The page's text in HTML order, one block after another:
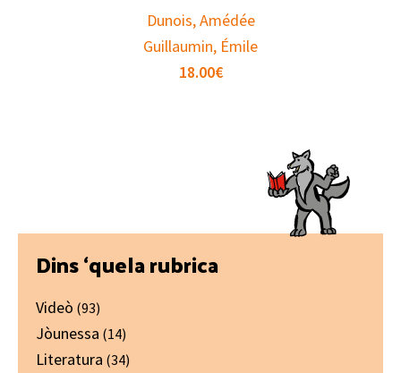
Dunois, Amédée
Guillaumin, Émile
18.00€
Primary
Sidebar
Dins ‘quela rubrica
Videò (93)
Jòunessa (14)
Literatura (34)